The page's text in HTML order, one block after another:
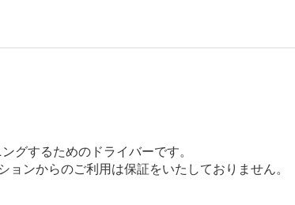
グするためのドライバーです。
ンからのご利用は保証をいたしておりません。